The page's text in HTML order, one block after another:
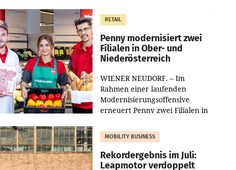
gemacht und die
Markterwartung deutlich
übertroffen.
RETAIL
Penny modernisiert zwei
Filialen in Ober- und
Niederösterreich
WIENER NEUDORF. – Im
Rahmen einer laufenden
Modernisierungsoffensive
erneuert Penny zwei Filialen in
Die beiden Standorte liegen in
Haag sowie im rund
MOBILITY BUSINESS
Rekordergebnis im Juli:
Leapmotor verdoppelt